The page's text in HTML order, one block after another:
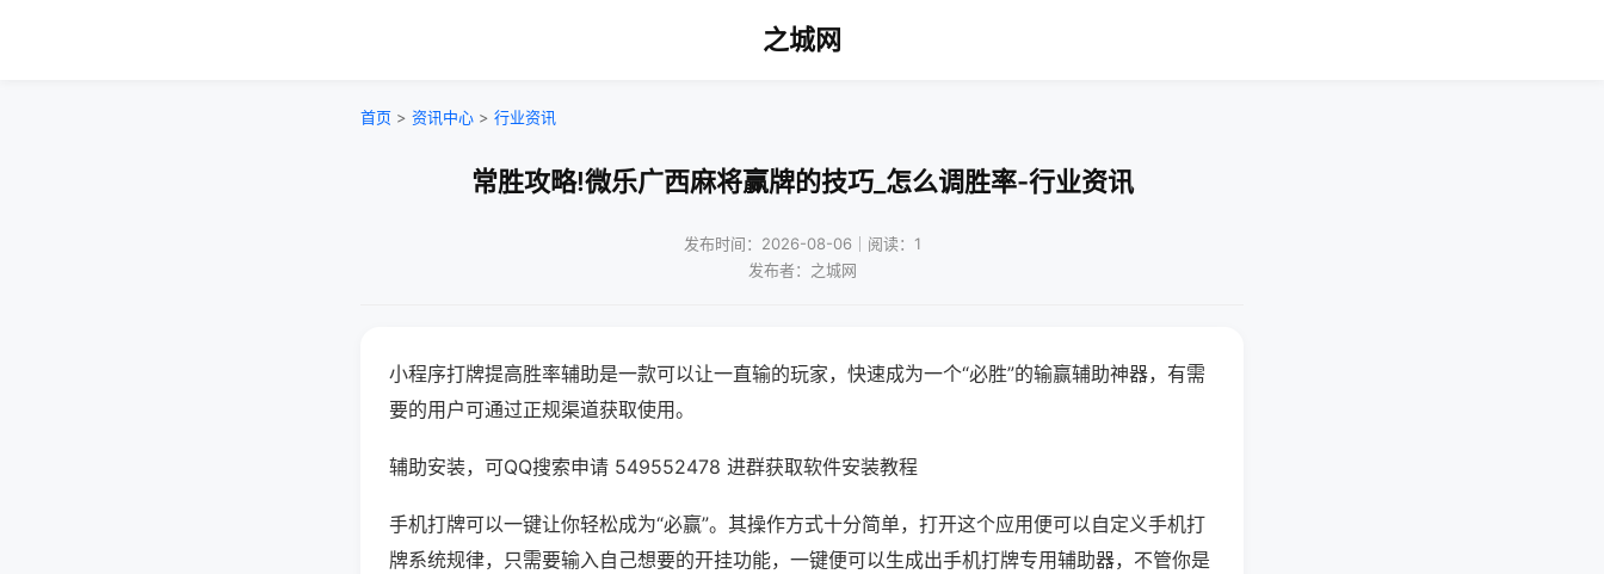
之城网
首页 > 资讯中心 > 行业资讯
常胜攻略!微乐广西麻将赢牌的技巧_怎么调胜率-行业资讯
发布时间：2026-08-06｜阅读：1
发布者：之城网
小程序打牌提高胜率辅助是一款可以让一直输的玩家，快速成为一个“必胜”的输赢辅助神器，有需
要的用户可通过正规渠道获取使用。
辅助安装，可QQ搜索申请 549552478 进群获取软件安装教程
手机打牌可以一键让你轻松成为“必赢”。其操作方式十分简单，打开这个应用便可以自定义手机打
牌系统规律，只需要输入自己想要的开挂功能，一键便可以生成出手机打牌专用辅助器，不管你是